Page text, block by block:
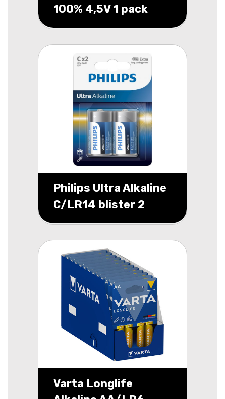
100% 4,5V 1 pack
(MN1203/3LR12)
Philips Ultra Alkaline
C/LR14 blister 2
Varta Longlife